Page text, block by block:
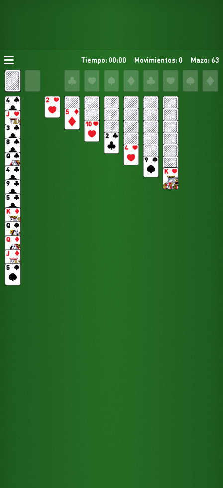
Tiempo: 00:00 Movimientos: 0 Mazo: 63